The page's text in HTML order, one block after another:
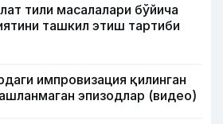
тили масалалари бўйича
ташкил этиш тартиби
импровизация қилинган
эпизодлар (видео)